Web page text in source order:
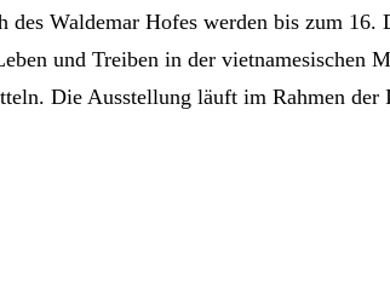
Waldemar Hofes werden bis zum 16.
und Treiben in der vietnamesischen
Die Ausstellung läuft im Rahmen